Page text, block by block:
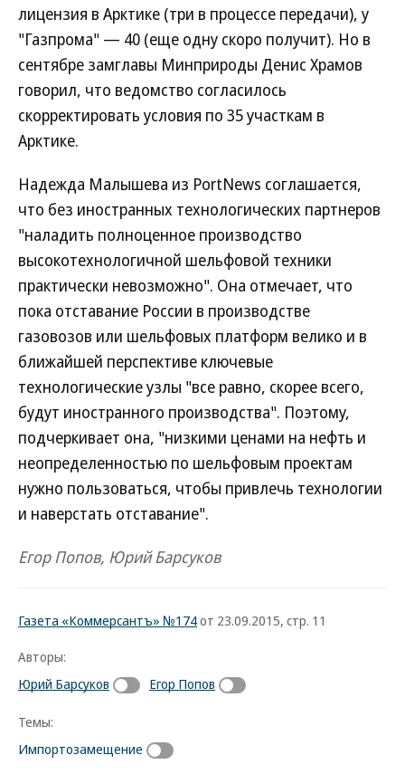
лицензия в Арктике (три в процессе передачи), у
"Газпрома" — 40 (еще одну скоро получит). Но в
сентябре замглавы Минприроды Денис Храмов
говорил, что ведомство согласилось
скорректировать условия по 35 участкам в
Арктике.
Надежда Малышева из PortNews соглашается,
что без иностранных технологических партнеров
"наладить полноценное производство
высокотехнологичной шельфовой техники
практически невозможно". Она отмечает, что
пока отставание России в производстве
газовозов или шельфовых платформ велико и в
ближайшей перспективе ключевые
технологические узлы "все равно, скорее всего,
будут иностранного производства". Поэтому,
подчеркивает она, "низкими ценами на нефть и
неопределенностью по шельфовым проектам
нужно пользоваться, чтобы привлечь технологии
и наверстать отставание".
Егор Попов, Юрий Барсуков
Газета «Коммерсантъ» №174от 23.09.2015, стр. 11
Авторы:
Юрий Барсуков
Егор Попов
Темы:
Импортозамещение